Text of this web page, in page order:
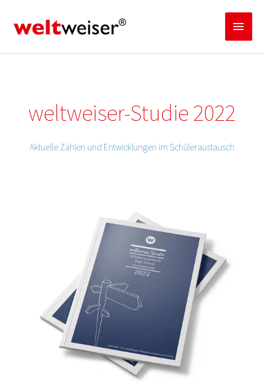
springen
weltweiser-Studie 2022
Aktuelle Zahlen und Entwicklungen im Schüleraustausch